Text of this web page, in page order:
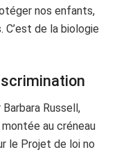
nos enfants,
de la biologie
Russell,
au créneau
le Projet de loi no